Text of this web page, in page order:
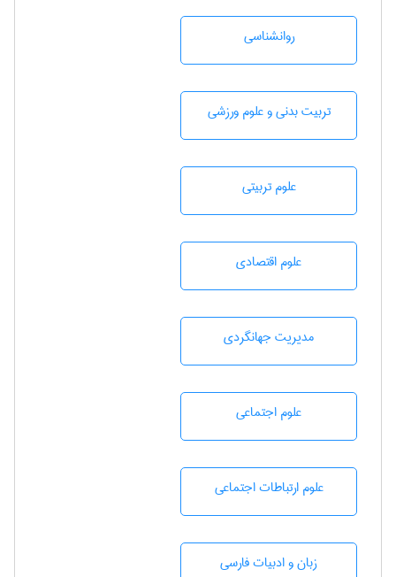
روانشناسی
تربيت بدنی و علوم ورزشی
علوم تربيتی
علوم اقتصادی
مديريت جهانگردی
علوم اجتماعی
علوم ارتباطات اجتماعی
زبان و ادبيات فارسی